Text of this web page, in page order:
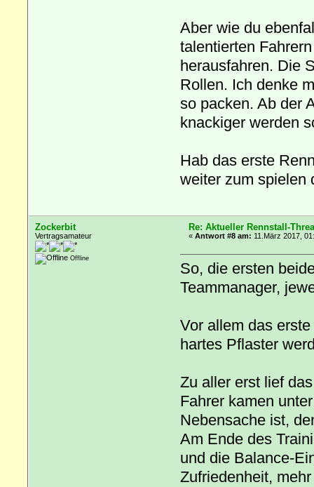
Aber wie du
talentierten
herausfahren. Die
Rollen. Ich denke
so packen. Ab der
knackiger werden
Hab das erste
weiter zum spielen
Zockerbit
Vertragsamateur
Offline
Re: Aktueller Rennstall-
«Antwort #8 am: 11.März 2017,
So, die ersten
Teammanager,
Vor allem das
hartes Pflaster
Zu aller erst lief
Fahrer kamen
Nebensache ist,
Am Ende des
und die Balance-
Zufriedenheit,